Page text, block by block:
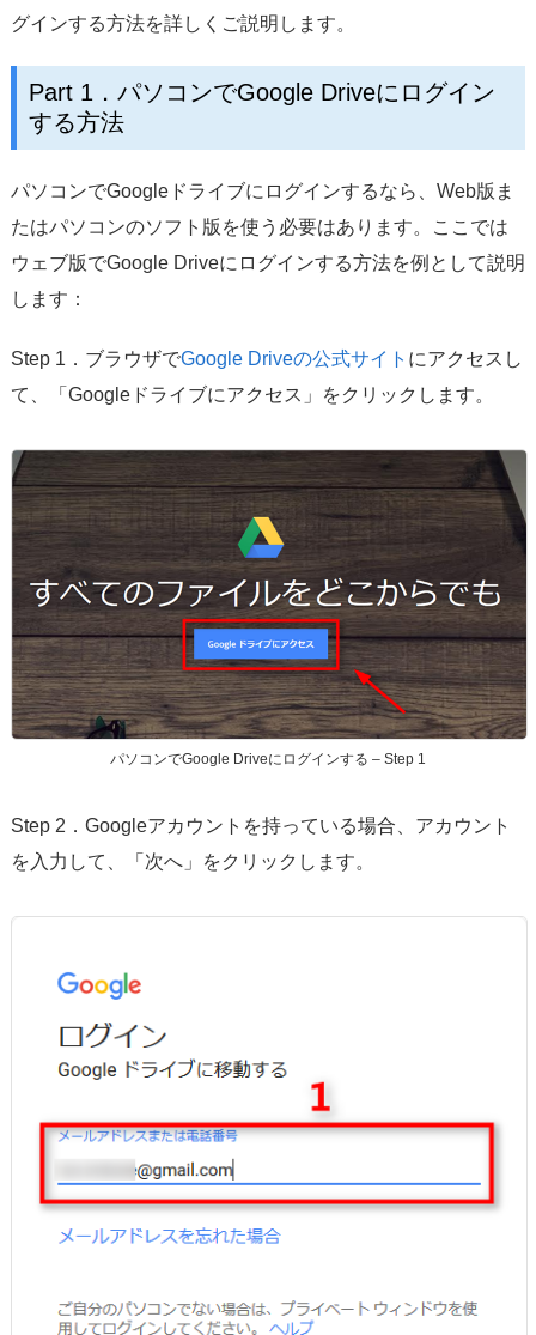
グインする方法を詳しくご説明します。
Part 1．パソコンでGoogle Driveにログイン
する方法
パソコンでGoogleドライブにログインするなら、Web版ま
たはパソコンのソフト版を使う必要はあります。ここでは
ウェブ版でGoogle Driveにログインする方法を例として説明
します：
Step 1．ブラウザでGoogle Driveの公式サイト にアクセスし
て、「Googleドライブにアクセス」をクリックします。
パソコンでGoogle Driveにログインする – Step 1
Step 2．Googleアカウントを持っている場合、アカウント
を入力して、「次へ」をクリックします。